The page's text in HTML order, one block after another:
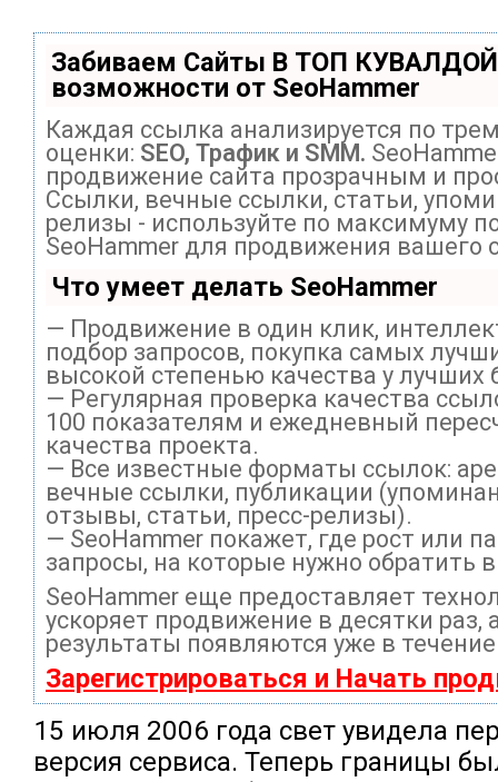
Забиваем Сайты В ТОП
возможности от SeoHammer
Каждая ссылка анализируется по
оценки: SEO, Трафик и SMM.
продвижение сайта прозрачным и
Ссылки, вечные ссылки, статьи,
релизы - используйте по максимуму
SeoHammer для продвижения вашего
Что умеет делать SeoHammer
— Продвижение в один клик,
подбор запросов, покупка самых
высокой степенью качества у лучших
— Регулярная проверка качества
100 показателям и ежедневный
качества проекта.
— Все известные форматы ссылок:
вечные ссылки, публикации
отзывы, статьи, пресс-релизы).
— SeoHammer покажет, где рост или
запросы, на которые нужно обратить
SeoHammer еще предоставляет
ускоряет продвижение в десятки раз,
результаты появляются уже в
Зарегистрироваться и Начать
15 июля 2006 года свет увидела
версия сервиса. Теперь границы